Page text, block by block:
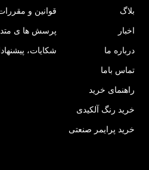
بلاگ
اخبار
درباره ما
تماس باما
راهنمای خرید
خرید رنگ آلکیدی
خرید پرایمر صنعتی
قوانین و
پرسش ها ی
شکایات،